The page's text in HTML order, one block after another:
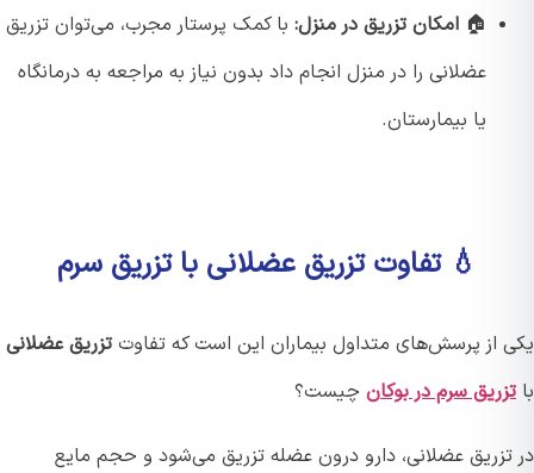
🏠 امکان تزریق در منزل:با کمک پرستار مجرب، می‌توان تزریق
عضلانی را در منزل انجام داد بدون نیاز به مراجعه به درمانگاه
یا بیمارستان.
💧 تفاوت تزریق عضلانی با تزریق سرم
از پرسش‌های متداول بیماران این است که تفاوتتزریق عضلانی
سرم در بوکان چیست؟
عضلانی، دارو درون عضله تزریق می‌شود و حجم مایع